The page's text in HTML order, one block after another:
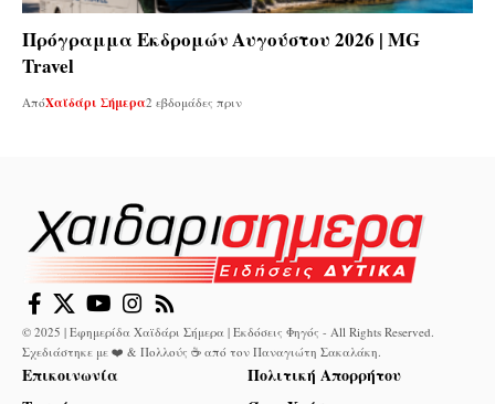
Πρόγραμμα Εκδρομών Αυγούστου 2026 | MG
Travel
ΑπόΧαϊδάρι Σήμερα2 εβδομάδες πριν
© 2025 | Εφημερίδα Χαϊδάρι Σήμερα | Εκδόσεις Φηγός - All Rights Reserved.
Σχεδιάστηκε με ❤️ & Πολλούς ☕ από τον Παναγιώτη Σακαλάκη.
Επικοινωνία
Πολιτική Απορρήτου